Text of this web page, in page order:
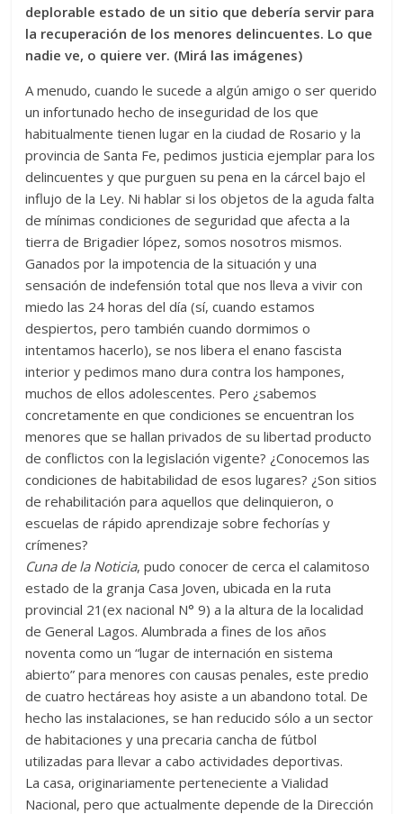
deplorable estado de un sitio que debería servir para
la recuperación de los menores delincuentes. Lo que
nadie ve, o quiere ver. (Mirá las imágenes)
A menudo, cuando le sucede a algún amigo o ser querido
un infortunado hecho de inseguridad de los que
habitualmente tienen lugar en la ciudad de Rosario y la
provincia de Santa Fe, pedimos justicia ejemplar para los
delincuentes y que purguen su pena en la cárcel bajo el
influjo de la Ley. Ni hablar si los objetos de la aguda falta
de mínimas condiciones de seguridad que afecta a la
tierra de Brigadier lópez, somos nosotros mismos.
Ganados por la impotencia de la situación y una
sensación de indefensión total que nos lleva a vivir con
miedo las 24 horas del día (sí, cuando estamos
despiertos, pero también cuando dormimos o
intentamos hacerlo), se nos libera el enano fascista
interior y pedimos mano dura contra los hampones,
muchos de ellos adolescentes. Pero ¿sabemos
concretamente en que condiciones se encuentran los
menores que se hallan privados de su libertad producto
de conflictos con la legislación vigente? ¿Conocemos las
condiciones de habitabilidad de esos lugares? ¿Son sitios
de rehabilitación para aquellos que delinquieron, o
escuelas de rápido aprendizaje sobre fechorías y
crímenes?
Cuna de la Noticia, pudo conocer de cerca el calamitoso
estado de la granja Casa Joven, ubicada en la ruta
provincial 21(ex nacional N° 9) a la altura de la localidad
de General Lagos. Alumbrada a fines de los años
noventa como un “lugar de internación en sistema
abierto” para menores con causas penales, este predio
de cuatro hectáreas hoy asiste a un abandono total. De
hecho las instalaciones, se han reducido sólo a un sector
de habitaciones y una precaria cancha de fútbol
utilizadas para llevar a cabo actividades deportivas.
La casa, originariamente perteneciente a Vialidad
Nacional, pero que actualmente depende de la Dirección